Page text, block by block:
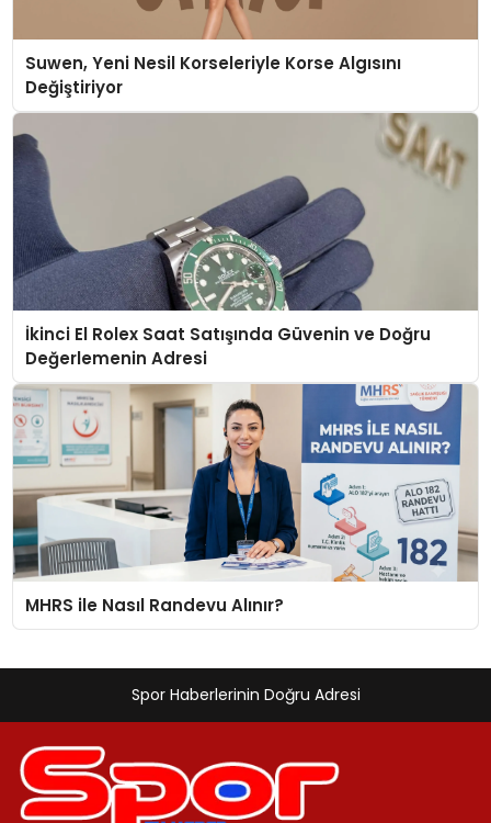
Suwen, Yeni Nesil Korseleriyle Korse Algısını
Değiştiriyor
İkinci El Rolex Saat Satışında Güvenin ve Doğru
Değerlemenin Adresi
MHRS ile Nasıl Randevu Alınır?
Spor Haberlerinin Doğru Adresi